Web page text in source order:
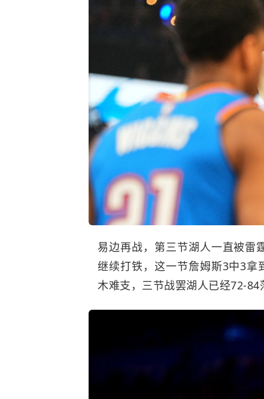
易边再战，第三节湖人一直被雷
继续打铁，这一节詹姆斯3中3
木难支，三节战罢湖人已经72-84